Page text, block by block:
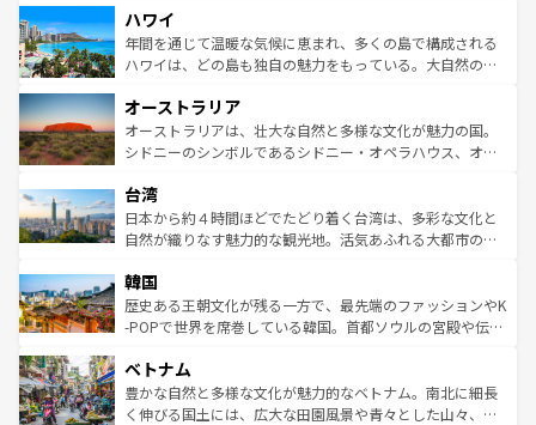
ば市内交通費無料で観光を楽しむこともできる。 なお、新
着のスイス情報はコンテンツ一覧 を参照してほしい。
のような巨大都市は、観光、ショッピング、エンターテイ
ンメントが詰まった刺激的なスポットだ。一方、アメリカ
西部には大自然が広がり、グランドキャニオンやイエロー
部のニューオーリンズでは、音楽と美食が融合した独特の
文化が魅力。旅行者はアメリカの各地域で異なる魅力を楽
しみながら、その多様性と豊かな歴史を感じることができ
ならではの贅沢な旅のスタイルだ。 なお、新着のアメリカ
情報はコンテンツ一覧を参照してほしい。
ハワイ
年間を通じて温暖な気候に恵まれ、多くの島で構成される
ハワイは、どの島も独自の魅力をもっている。大自然の神
ワイ島は見逃せない。また、定番の観光地といえばオアフ
島だが、静かな自然を求めるならマウイ島やカウアイ島が
おすすめ。エメラルドグリーンに輝く海をはじめ、豊かな
れるおもてなしの心で訪れる人々を迎えてくれるハワイの
人々、おいしいローカルフードやハワイアンミュージッ
ク、伝統的なフラダンスなど、すべてがハワイの魅力を彩
ワイを、存分に味わってほしい。 なお、新着のハワイ情報
はコンテンツ一覧を参照してほしい。
オーストラリア
オーストラリアは、壮大な自然と多様な文化が魅力の国。
シドニーのシンボルであるシドニー・オペラハウス、オー
リアリーフや大陸中央部にそびえるウルル（エアーズロッ
ク）、タスマニアの美しい原生林やケアンズの熱帯雨林な
ど、見どころがたくさん。また、カフェやワイン、オージ
いる。アクティビティも充実しており、サーフィンやダイ
ビング、ハイキングなど、アウトドア好きにはたまらな
い。オーストラリアの多彩な魅力を存分に味わいつくそ
参照してほしい。
台湾
日本から約４時間ほどでたどり着く台湾は、多彩な文化と
自然が織りなす魅力的な観光地。活気あふれる大都市の台
ン）、静ひつな山岳地帯である台湾東部など、都市の喧騒
と山間の静けさが共存しており、訪れる人に新しい発見と
驚きをもたらしてくれる。また、奥深い台湾の食文化も魅
容にもいいと評判のスイーツなど、バラエティ豊かな料理
が味わえる。 なお、新着の台湾情報は コンテンツ一覧を参
照してほしい。
韓国
歴史ある王朝文化が残る一方で、最先端のファッションやK
-POPで世界を席巻している韓国。首都ソウルの宮殿や伝統
き、地方に足を延ばせば四季折々の自然美を楽しむことが
できる。そして、キムチや焼肉、絶品のストリートフード
まで、さまざまな韓国料理が待っている。夜には、韓国な
ベトナム
豊かな自然と多様な文化が魅力的なベトナム。南北に細長
く伸びる国土には、広大な田園風景や青々とした山々、世